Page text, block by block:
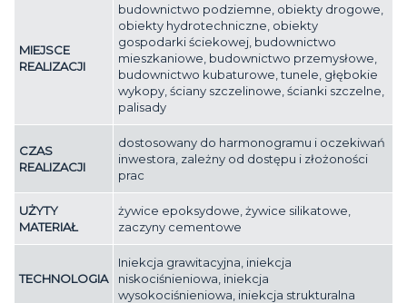
MIEJSCE
REALIZACJI
budownictwo podziemne, obiekty drogowe,
obiekty hydrotechniczne, obiekty
gospodarki ściekowej, budownictwo
mieszkaniowe, budownictwo przemysłowe,
budownictwo kubaturowe, tunele, głębokie
wykopy, ściany szczelinowe, ścianki szczelne,
palisady
CZAS
REALIZACJI
dostosowany do harmonogramu i oczekiwań
inwestora, zależny od dostępu i złożoności
prac
UŻYTY
MATERIAŁ
żywice epoksydowe, żywice silikatowe,
zaczyny cementowe
TECHNOLOGIA
Iniekcja grawitacyjna, iniekcja
niskociśnieniowa, iniekcja
wysokociśnieniowa, iniekcja strukturalna